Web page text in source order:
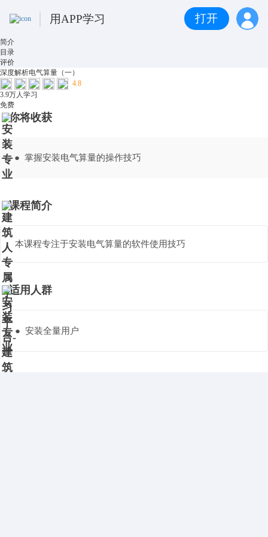
用APP学习 打开
简介
目录
评价
深度解析电气算量（一）
4.8
3.9万人学习
免费
你将收获
● 掌握安装电气算量的操作技巧
课程简介
本课程专注于安装电气算量的软件使用技巧
适用人群
● 安装全量用户